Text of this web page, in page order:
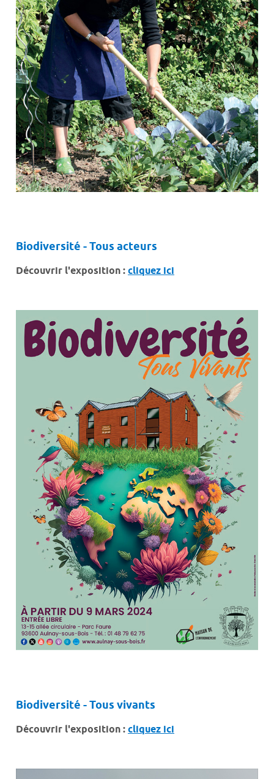
Biodiversité - Tous acteurs
Découvrir l'exposition :cliquez ici
Biodiversité - Tous vivants
Découvrir l'exposition :cliquez ici